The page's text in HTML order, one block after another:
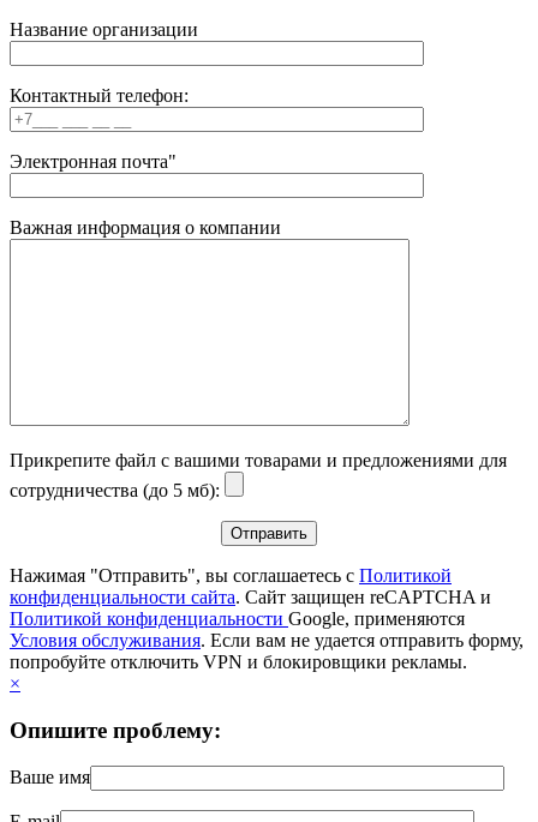
Название организации
Контактный телефон:
Электронная почта"
Важная информация о компании
Прикрепите файл с вашими товарами и предложениями для
сотрудничества (до 5 мб):
Нажимая "Отправить", вы соглашаетесь с Политикой
конфиденциальности сайта. Сайт защищен reCAPTCHA и
Политикой конфиденциальности Google, применяются
Условия обслуживания. Если вам не удается отправить форму,
попробуйте отключить VPN и блокировщики рекламы.
×
Опишите проблему:
Ваше имя